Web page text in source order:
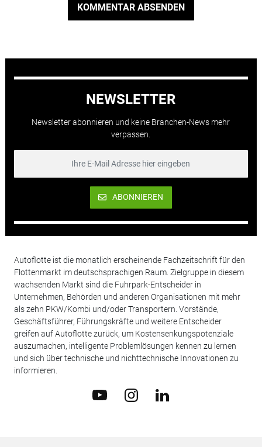
KOMMENTAR ABSENDEN
NEWSLETTER
Newsletter abonnieren und keine Branchen-News mehr
verpassen.
ABONNIEREN
Autoflotte ist die monatlich erscheinende Fachzeitschrift für den
Flottenmarkt im deutschsprachigen Raum. Zielgruppe in diesem
wachsenden Markt sind die Fuhrpark-Entscheider in
Unternehmen, Behörden und anderen Organisationen mit mehr
als zehn PKW/Kombi und/oder Transportern. Vorstände,
Geschäftsführer, Führungskräfte und weitere Entscheider
greifen auf Autoflotte zurück, um Kostensenkungspotenziale
auszumachen, intelligente Problemlösungen kennen zu lernen
und sich über technische und nichttechnische Innovationen zu
informieren.